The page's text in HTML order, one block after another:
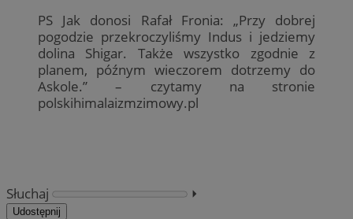
PS Jak donosi Rafał Fronia: „Przy dobrej
pogodzie przekroczyliśmy Indus i jedziemy
dolina Shigar. Także wszystko zgodnie z
planem, późnym wieczorem dotrzemy do
Askole.” – czytamy na stronie
polskihimalaizmzimowy.pl
Słuchaj ⏵︎
Udostępnij